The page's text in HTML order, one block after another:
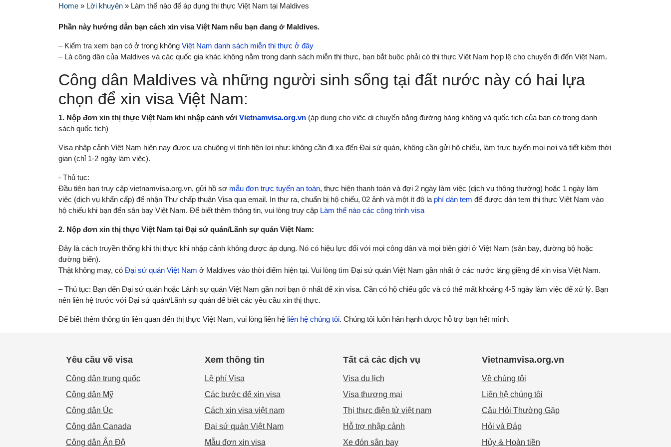
Home » Lời khuyên » Làm thế nào để áp dụng thị thực Việt Nam tại Maldives
Phần này hướng dẫn bạn cách xin visa Việt Nam nếu bạn đang ở Maldives.
– Kiểm tra xem bạn có ở trong không Việt Nam danh sách miễn thị thực ở đây
– Là công dân của Maldives và các quốc gia khác không nằm trong danh sách miễn thị thực, bạn bắt buộc phải có thị thực Việt Nam hợp lệ cho chuyến đi đến Việt Nam.
Công dân Maldives và những người sinh sống tại đất nước này có hai lựa
chọn để xin visa Việt Nam:
1. Nộp đơn xin thị thực Việt Nam khi nhập cảnh với Vietnamvisa.org.vn (áp dụng cho việc di chuyển bằng đường hàng không và quốc tịch của bạn có trong danh
sách quốc tịch)
Visa nhập cảnh Việt Nam hiện nay được ưa chuộng vì tính tiện lợi như: không cần đi xa đến Đại sứ quán, không cần gửi hộ chiếu, làm trực tuyến mọi nơi và tiết kiệm thời
gian (chỉ 1-2 ngày làm việc).
- Thủ tục:
Đầu tiên bạn truy cập vietnamvisa.org.vn, gửi hồ sơ mẫu đơn trực tuyến an toàn, thực hiện thanh toán và đợi 2 ngày làm việc (dịch vụ thông thường) hoặc 1 ngày làm
việc (dịch vụ khẩn cấp) để nhận Thư chấp thuận Visa qua email. In thư ra, chuẩn bị hộ chiếu, 02 ảnh và một ít đô la phí dán tem để được dán tem thị thực Việt Nam vào
hộ chiếu khi bạn đến sân bay Việt Nam. Để biết thêm thông tin, vui lòng truy cập Làm thế nào các công trình visa
2. Nộp đơn xin thị thực Việt Nam tại Đại sứ quán/Lãnh sự quán Việt Nam:
Đây là cách truyền thống khi thị thực khi nhập cảnh không được áp dụng. Nó có hiệu lực đối với mọi công dân và mọi biên giới ở Việt Nam (sân bay, đường bộ hoặc
đường biển).
Thật không may, có Đại sứ quán Việt Nam ở Maldives vào thời điểm hiện tại. Vui lòng tìm Đại sứ quán Việt Nam gần nhất ở các nước láng giềng để xin visa Việt Nam.
– Thủ tục: Bạn đến Đại sứ quán hoặc Lãnh sự quán Việt Nam gần nơi bạn ở nhất để xin visa. Cần có hộ chiếu gốc và có thể mất khoảng 4-5 ngày làm việc để xử lý. Bạn
nên liên hệ trước với Đại sứ quán/Lãnh sự quán để biết các yêu cầu xin thị thực.
Để biết thêm thông tin liên quan đến thị thực Việt Nam, vui lòng liên hệ liên hệ chúng tôi. Chúng tôi luôn hân hạnh được hỗ trợ bạn hết mình.
Yêu cầu về visa
Công dân trung quốc
Công dân Mỹ
Công dân Úc
Công dân Canada
Công dân Ấn Độ
Xem thông tin
Lệ phí Visa
Các bước để xin visa
Cách xin visa việt nam
Đại sứ quán Việt Nam
Mẫu đơn xin visa
Tất cả các dịch vụ
Visa du lịch
Visa thương mại
Thị thực điện tử việt nam
Hỗ trợ nhập cảnh
Xe đón sân bay
Vietnamvisa.org.vn
Về chúng tôi
Liên hệ chúng tôi
Câu Hỏi Thường Gặp
Hỏi và Đáp
Hủy & Hoàn tiền